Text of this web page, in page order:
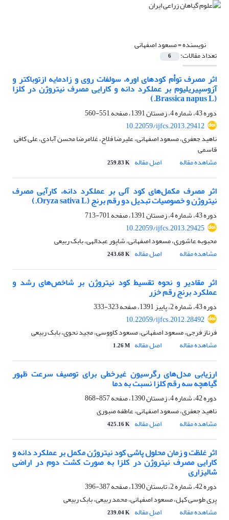
نویسنده =مسعود اصفهانی
تعداد مقالات: 6
اثر مصرف توأم کودهای اوره، سولفات روی و زادمایه ازتوباکتر و
آزوسپیریلیوم بر عملکرد دانه و کارایی مصرف نیتروژن در کلزا
(Brassica napus L.)
دوره 43، شماره 4، زمستان 1391، صفحه
551-560
10.22059/ijfcs.2013.29412
ناهید جعفری، مسعود اصفهانی، علیرضا فلاح، غلامرضا محسن آبادی، علی کافی
قاسمی
مشاهده مقاله
اصل مقاله 259.83 K
اثر مصرف مکمل‌های کود آلی بر عملکرد دانه، کارآیی مصرف
نیتروژن و خصوصیات تبدیل دو رقم برنج (Oryza sativa L.)
دوره 43، شماره 4، زمستان 1391، صفحه
701-713
10.22059/ijfcs.2013.29425
محبوبه عاشوری، مسعود اصفهانی، شاپور عبدالهی، بابک ربیعی
مشاهده مقاله
اصل مقاله 243.68 K
اثر مقادیر و نحوه تقسیط کود نیتروژن بر شاخص‌های رشد و
عملکرد برنج رقم خزر
دوره 43، شماره 2، پاییز 1391، صفحه
323-333
10.22059/ijfcs.2012.28492
فرناز فرجی، مسعود اصفهانی، مسعود کاووسی، مجید نحوی، بابک ربیعی
مشاهده مقاله
اصل مقاله 1.26 M
ارزیابی مدل‌های رگرسیون غیرخطی برای توصیف سرعت ظهور
گیاهچه سه رقم کلزا نسبت به دما
دوره 42، شماره 4، زمستان 1390، صفحه
857-868
ناهید جعفری، مسعود اصفهانی، عاطفه صبوری
مشاهده مقاله
اصل مقاله 425.16 K
اثر غلظت و زمان محلول پاشی کود نیتروژن مکمل بر عملکرد دانه و
کارایی مصرف نیتروژن در کلزا به صورت کشت دوم در اراضی
شالیزاری
دوره 42، شماره 2، تابستان 1390، صفحه
387-396
پری طوسی کهل، مسعود اصفهانی، محمد ربیعی، بابک ربیعی
مشاهده مقاله
اصل مقاله 239.04 K